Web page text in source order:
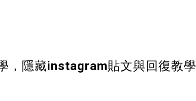
，隱藏instagram貼文與回復教學